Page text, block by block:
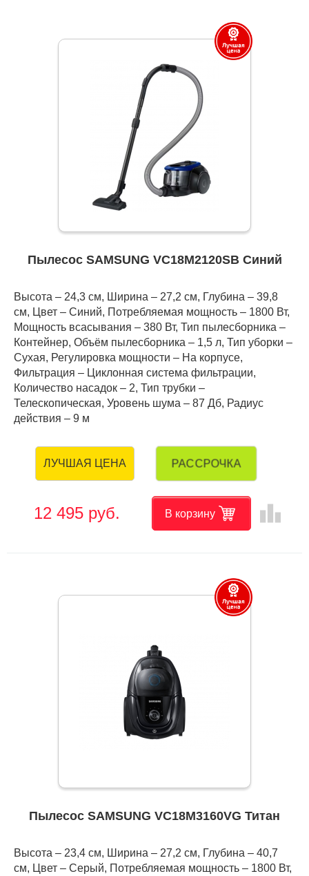
Пылесос SAMSUNG VC18M2120SB Синий
Высота – 24,3 см, Ширина – 27,2 см, Глубина – 39,8
см, Цвет – Синий, Потребляемая мощность – 1800 Вт,
Мощность всасывания – 380 Вт, Тип пылесборника –
Контейнер, Объём пылесборника – 1,5 л, Тип уборки –
Сухая, Регулировка мощности – На корпусе,
Фильтрация – Циклонная система фильтрации,
Количество насадок – 2, Тип трубки –
Телескопическая, Уровень шума – 87 Дб, Радиус
действия – 9 м
ЛУЧШАЯ ЦЕНА РАССРОЧКА
12 495 руб. В корзину leaderboard
Пылесос SAMSUNG VC18M3160VG Титан
Высота – 23,4 см, Ширина – 27,2 см, Глубина – 40,7
см, Цвет – Серый, Потребляемая мощность – 1800 Вт,